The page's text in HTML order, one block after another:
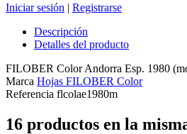
Iniciar sesión | Registrarse
Descripción
Detalles del producto
FILOBER Color Andorra Esp. 1980
Marca Hojas FILOBER Color
Referencia flcolae1980m
16 productos en la